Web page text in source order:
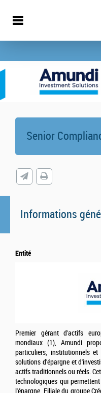
Senior
Informations
Entité
Premier gérant d'actifs
mondiaux (1), Amundi
particuliers, institutionnels
solutions d'épargne et
actifs traditionnels ou réels.
technologiques qui
l'épargne. Filiale du groupe